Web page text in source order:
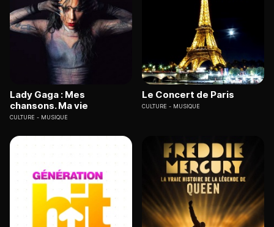
Lady Gaga : Mes
chansons. Ma vie
CULTURE MUSIQUE
Le Concert de Paris
CULTURE MUSIQUE